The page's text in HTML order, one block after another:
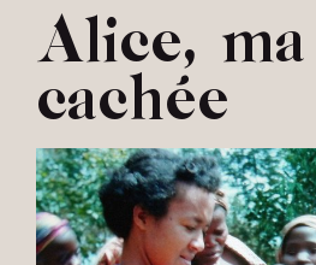
Alice,
cachée